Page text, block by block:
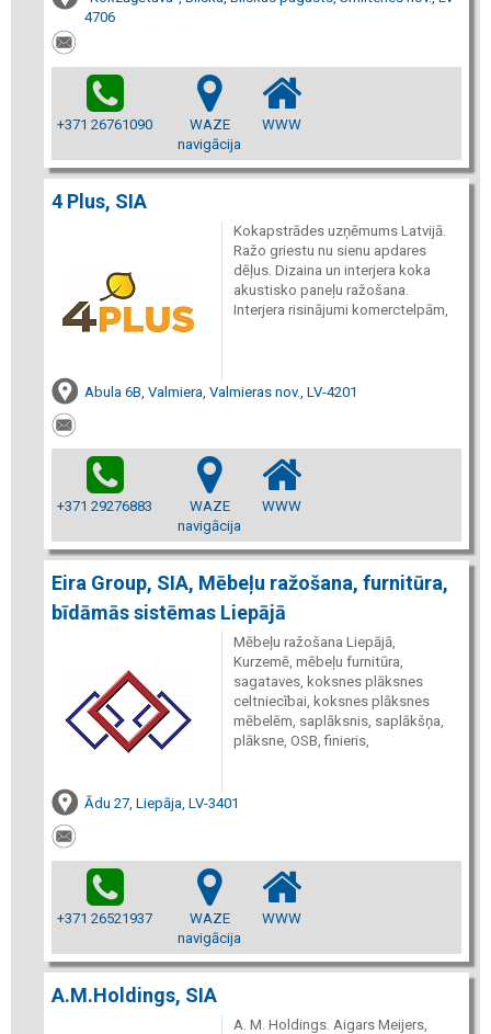
4706
+371 26761090
WAZE
navigācija
WWW
4 Plus, SIA
Kokapstrādes uzņēmums Latvijā.
Ražo griestu nu sienu apdares
dēļus. Dizaina un interjera koka
akustisko paneļu ražošana.
Interjera risinājumi komerctelpām,
Abula 6B, Valmiera, Valmieras nov., LV-4201
+371 29276883
WAZE
navigācija
WWW
Eira Group, SIA, Mēbeļu ražošana, furnitūra,
bīdāmās sistēmas Liepājā
Mēbeļu ražošana Liepājā,
Kurzemē, mēbeļu furnitūra,
sagataves, koksnes plāksnes
celtniecībai, koksnes plāksnes
mēbelēm, saplāksnis, saplākšņa,
plāksne, OSB, finieris,
Ādu 27, Liepāja, LV-3401
+371 26521937
WAZE
navigācija
WWW
A.M.Holdings, SIA
A. M. Holdings. Aigars Meijers,